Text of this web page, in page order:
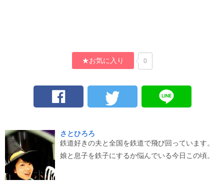
★お気に入り 0
さとひろろ
鉄道好きの夫と全国を鉄道で飛び回っています。
娘と息子を鉄子にするか悩んでいる今日この頃。